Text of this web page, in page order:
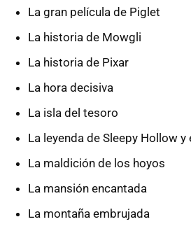
La gran película de Piglet
La historia de Mowgli
La historia de Pixar
La hora decisiva
La isla del tesoro
La leyenda de Sleepy Hollow y
La maldición de los hoyos
La mansión encantada
La montaña embrujada